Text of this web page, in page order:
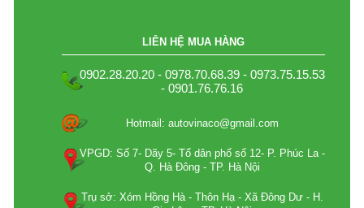
LIÊN HỆ MUA HÀNG
0902.28.20.20 - 0978.70.68.39 - 0973.75.15.53
- 0901.76.76.16
Hotmail: autovinaco@gmail.com
VPGD: Số 7- Dãy 5- Tổ dân phố số 12- P. Phúc La -
Q. Hà Đông - TP. Hà Nội
Trụ sở: Xóm Hồng Hà - Thôn Hạ - Xã Đông Dư - H.